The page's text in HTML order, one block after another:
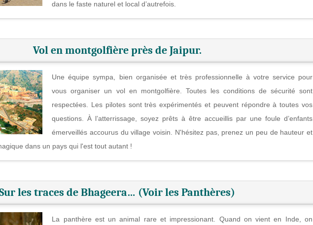
dans le faste naturel et local d’autrefois.
Vol en montgolfière près de Jaipur.
Une équipe sympa, bien organisée et très professionnelle à votre service pour
vous organiser un vol en montgolfière. Toutes les conditions de sécurité sont
respectées. Les pilotes sont très expérimentés et peuvent répondre à toutes vos
questions. À l’atterrissage, soyez prêts à être accueillis par une foule d’enfants
émerveillés accourus du village voisin. N'hésitez pas, prenez un peu de hauteur et
dans un pays qui l'est tout autant !
les traces de Bhageera… (Voir les Panthères)
La panthère est un animal rare et impressionant. Quand on vient en Inde, on